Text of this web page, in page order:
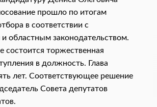
прошло по итогам
в соответствии с
областным законодательством.
состоится торжественная
в должность. Глава
лет. Соответствующее решение
Совета депутатов